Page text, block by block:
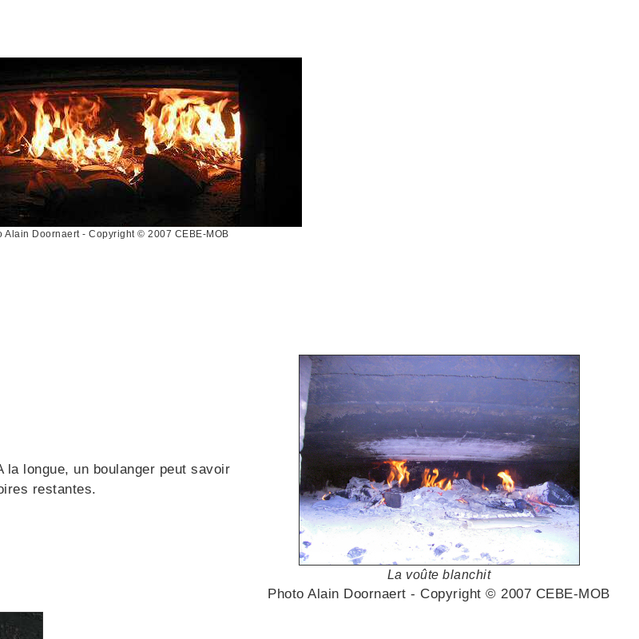
Alain Doornaert - Copyright © 2007 CEBE-MOB
longue, un boulanger peut savoir
restantes.
La voûte blanchit
Photo Alain Doornaert - Copyright © 2007 CEBE-MOB